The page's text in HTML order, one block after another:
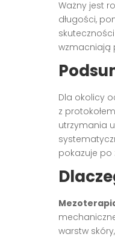
Ważny jest
długości,
wzmacniają
Dla okolicy
z
utrzymania
pokazuje
warstw